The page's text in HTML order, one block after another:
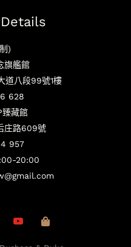
)
旗艦館
道八段99號1樓
628
臻藏館
庄路609號
957
20:00